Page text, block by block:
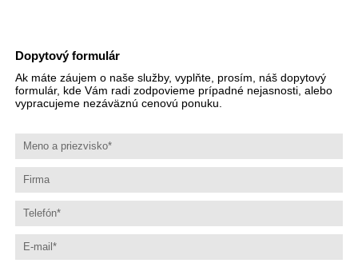
Dopytový formulár
Ak máte záujem o naše služby, vyplňte, prosím, náš dopytový
formulár, kde Vám radi zodpovieme prípadné nejasnosti, alebo
vypracujeme nezáväznú cenovú ponuku.